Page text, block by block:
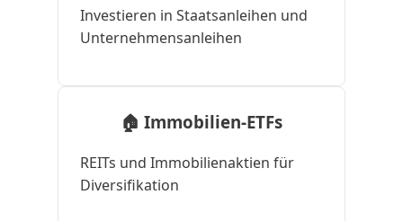
Investieren in Staatsanleihen und
Unternehmensanleihen
🏠 Immobilien-ETFs
REITs und Immobilienaktien für
Diversifikation